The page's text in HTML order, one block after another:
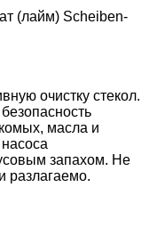
(лайм) Scheiben-
очистку стекол.
масла и
запахом. Не
разлагаемо.